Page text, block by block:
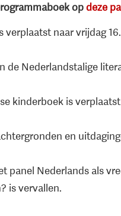
opdeze
naar vrijdag
de Nederlandstalige
kinderboek is
en
panel Nederlands als
is vervallen.